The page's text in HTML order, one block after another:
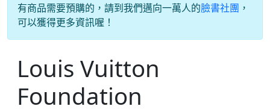
有商品需要預購的，請到我們邁向一萬人的臉書社團 ，
可以獲得更多資訊喔！
Louis Vuitton
Foundation